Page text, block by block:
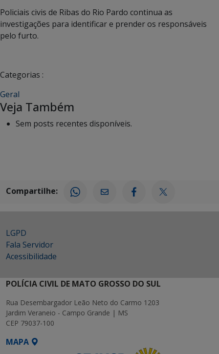
Policiais civis de Ribas do Rio Pardo continua as
investigações para identificar e prender os responsáveis
pelo furto.
Categorias :
Geral
Veja Também
Sem posts recentes disponíveis.
Compartilhe:
LGPD
Fala Servidor
Acessibilidade
POLÍCIA CIVIL DE MATO GROSSO DO SUL
Rua Desembargador Leão Neto do Carmo 1203
Jardim Veraneio - Campo Grande | MS
CEP 79037-100
MAPA